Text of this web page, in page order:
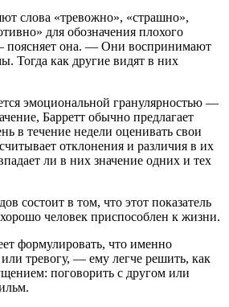
слова «тревожно», «страшно»,
для обозначения плохого
поясняет она. — Они воспринимают
Тогда как другие видят в них
эмоциональной гранулярностью —
Барретт обычно предлагает
в течение недели оценивать свои
отклонения и различия в их
ли в них значение одних и тех
состоит в том, что этот показатель
хорошо человек приспособлен к жизни.
формулировать, что именно
тревогу, — ему легче решить, как
поговорить с другом или